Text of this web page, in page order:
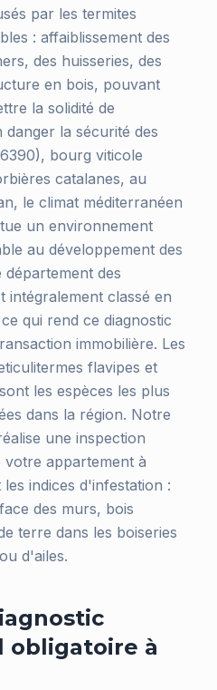
par les termites
: affaiblissement des
des huisseries, des
en bois, pouvant
la solidité de
la sécurité des
bourg viticole
catalanes, au
le climat méditerranéen
un environnement
au développement des
département des
intégralement classé en
qui rend ce diagnostic
immobilière. Les
flavipes et
les espèces les plus
dans la région. Notre
une inspection
appartement à
indices d'infestation :
des murs, bois
terre dans les boiseries
d'ailes.
obligatoire à